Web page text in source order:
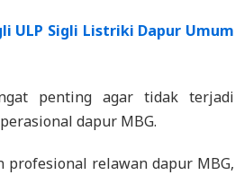
ULP Sigli Listriki Dapur Umum
penting agar tidak terjadi
dapur MBG.
profesional relawan dapur MBG,